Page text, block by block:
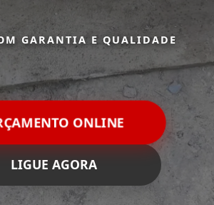
GARANTIA E QUALIDADE
ONLINE
LIGUE AGORA